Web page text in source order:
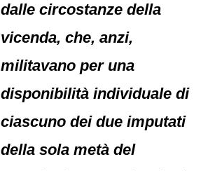
dalle circostanze della
vicenda, che, anzi,
militavano per una
disponibilità individuale di
ciascuno dei due imputati
della sola metà del